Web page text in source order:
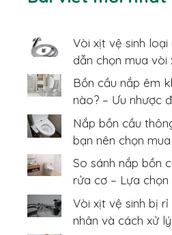
Vòi xịt vệ sinh
dẫn chọn mua vòi
Bồn cầu nắp êm
nào? – Ưu nhược
Nắp bồn cầu
bạn nên chọn
So sánh nắp bồn
rửa cơ – Lựa
Vòi xịt vệ sinh bị
nhân và cách xử lý